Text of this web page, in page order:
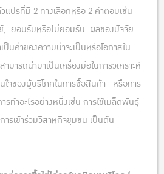
ปรที่มี 2 ทางเลือกหรือ 2 คำตอบเช่น
ช้, ยอมรับหรือไม่ยอมรับ ผลของปัจจัย
นค่าของความน่าจะเป็นหรือโอกาสใน
มารถนำมาเป็นเครื่องมือในการวิเคราะห์
ใจของผู้บริโภคในการซื้อสินค้า หรือการ
รทำอะไรอย่างหนึ่งเช่น การใช้เมล็ดพันธุ์
รเข้าร่วมวิสาหกิจชุมชน เป็นต้น